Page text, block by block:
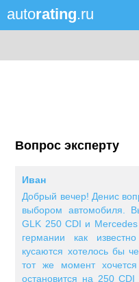
autorating.ru
Вопрос эксперту
Иван
Добрый вечер! Денис
выбором автомобиля.
GLK 250 CDI и
германии как
кусаются хотелось бы
тот же момент
остановится на 250